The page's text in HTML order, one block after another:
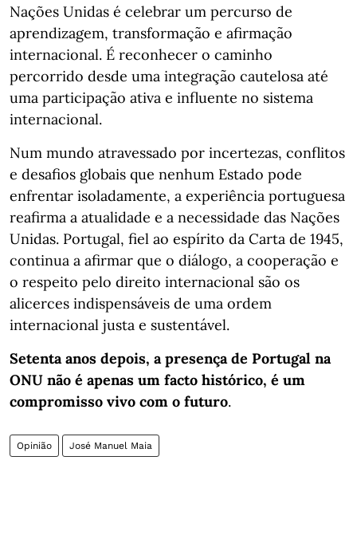
Nações Unidas é celebrar um percurso de
aprendizagem, transformação e afirmação
internacional. É reconhecer o caminho
percorrido desde uma integração cautelosa até
uma participação ativa e influente no sistema
internacional.
Num mundo atravessado por incertezas, conflitos
e desafios globais que nenhum Estado pode
enfrentar isoladamente, a experiência portuguesa
reafirma a atualidade e a necessidade das Nações
Unidas. Portugal, fiel ao espírito da Carta de 1945,
continua a afirmar que o diálogo, a cooperação e
o respeito pelo direito internacional são os
alicerces indispensáveis de uma ordem
internacional justa e sustentável.
Setenta anos depois, a presença de Portugal na
ONU não é apenas um facto histórico, é um
compromisso vivo com o futuro.
Opinião José Manuel Maia